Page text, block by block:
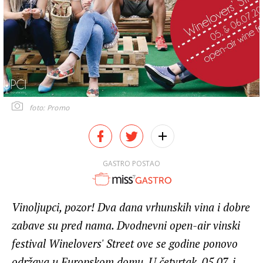
foto: Promo
GASTRO POSTAO
Vinoljupci, pozor! Dva dana vrhunskih vina i dobre
zabave su pred nama. Dvodnevni open-air vinski
festival Winelovers' Street ove se godine ponovo